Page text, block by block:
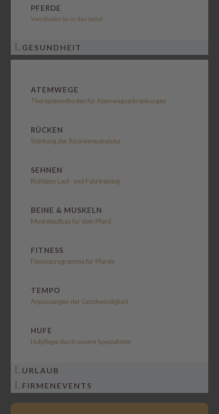
PFERDE
Vom Boden bis in den Sattel
L GESUNDHEIT
ATEMWEGE
Therapiemethoden für Atemwegserkrankungen
RÜCKEN
Stärkung der Rückenmuskulatur
SEHNEN
Richtiges Lauf- und Führtraining
BEINE & MUSKELN
Muskelaufbau für dein Pferd
FITNESS
Fitnessprogramme für Pferde
TEMPO
Anpassungen der Geschwindigkeit
HUFE
Hufpflege durch unsere Spezialisten
L URLAUB
L FIRMENEVENTS